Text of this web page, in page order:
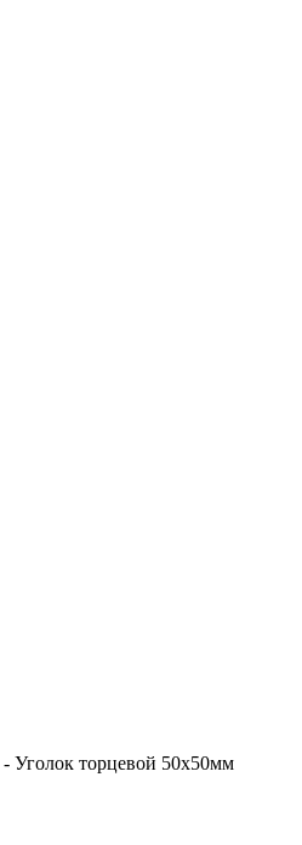
- Уголок торцевой 50х50мм